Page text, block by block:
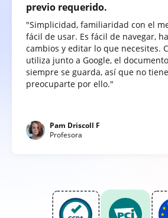
previo requerido.
"Simplicidad, familiaridad con el
fácil de usar. Es fácil de navegar,
cambios y editar lo que necesites.
utiliza junto a Google, el documento
siempre se guarda, así que no
preocuparte por ello."
Pam Driscoll F
Profesora